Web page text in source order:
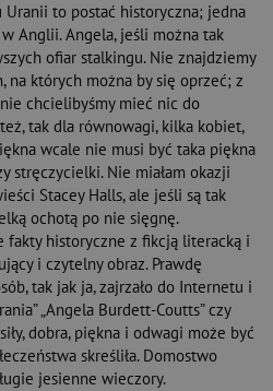
to postać historyczna; jedna
Anglii. Angela, jeśli można tak
ofiar stalkingu. Nie znajdziemy
których można by się oprzeć; z
chcielibyśmy mieć nic do
tak dla równowagi, kilka kobiet,
wcale nie musi być taka piękna
stręczycielki. Nie miałam okazji
Stacey Halls, ale jeśli są tak
ochotą po nie sięgnę.
fakty historyczne z fikcją literacką i
i czytelny obraz. Prawdę
tak jak ja, zajrzało do Internetu i
„Angela Burdett-Coutts” czy
dobra, piękna i odwagi może być
skreśliła. Domostwo
jesienne wieczory.